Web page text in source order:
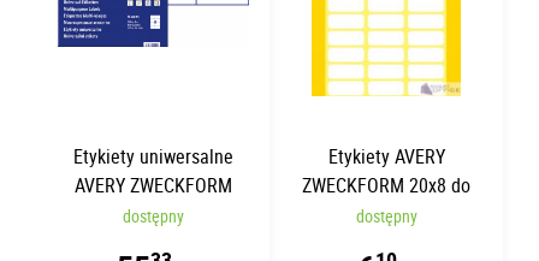
Etykiety uniwersalne
AVERY ZWECKFORM
Economy A4 105x74mm |
dostępny
Etykiety AVERY
ZWECKFORM 20x8 do
opisywania ręcznego |
dostępny